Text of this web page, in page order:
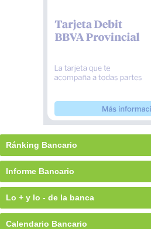
Ránking Bancario
Informe Bancario
Lo + y lo - de la banca
Calendario Bancario